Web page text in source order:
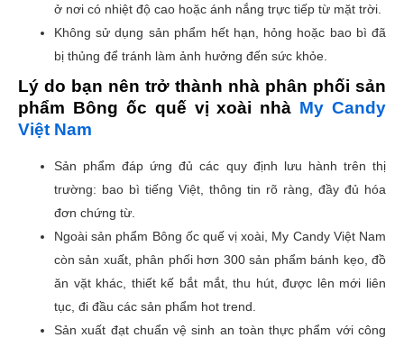
ở nơi có nhiệt độ cao hoặc ánh nắng trực tiếp từ mặt trời.
Không sử dụng sản phẩm hết hạn, hỏng hoặc bao bì đã
bị thủng để tránh làm ảnh hưởng đến sức khỏe.
Lý do bạn nên trở thành nhà phân phối sản
phẩm Bông ốc quế vị xoài nhà My Candy
Việt Nam
Sản phẩm đáp ứng đủ các quy định lưu hành trên thị
trường: bao bì tiếng Việt, thông tin rõ ràng, đầy đủ hóa
đơn chứng từ.
Ngoài sản phẩm Bông ốc quế vị xoài, My Candy Việt Nam
còn sản xuất, phân phối hơn 300 sản phẩm bánh kẹo, đồ
ăn vặt khác, thiết kế bắt mắt, thu hút, được lên mới liên
tục, đi đầu các sản phẩm hot trend.
Sản xuất đạt chuẩn vệ sinh an toàn thực phẩm với công